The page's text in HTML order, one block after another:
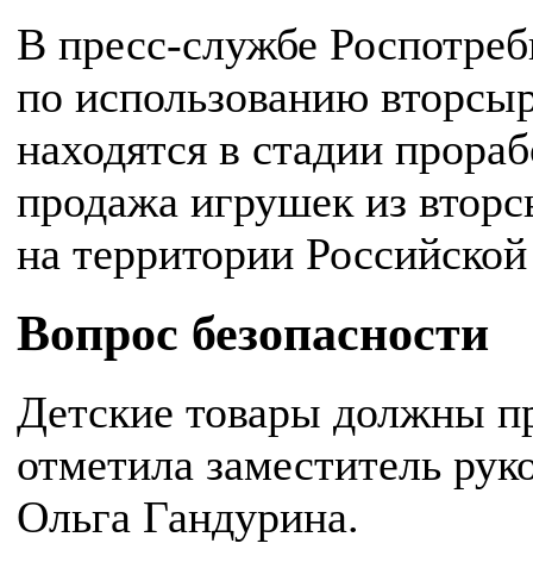
В пресс-службе
по использованию
находятся в стадии
продажа игрушек из
на территории
Вопрос безопасности
Детские товары должны
отметила заместитель
Ольга Гандурина.